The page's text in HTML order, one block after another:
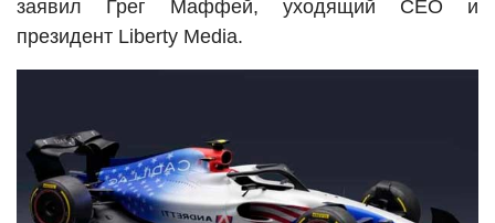
заявил Грег Маффей, уходящий CEO и
президент Liberty Media.